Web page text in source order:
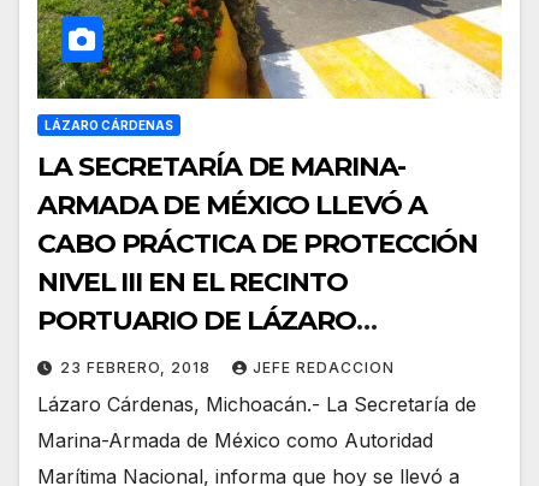
LÁZARO CÁRDENAS
LA SECRETARÍA DE MARINA-
ARMADA DE MÉXICO LLEVÓ A
CABO PRÁCTICA DE PROTECCIÓN
NIVEL III EN EL RECINTO
PORTUARIO DE LÁZARO
CÁRDENAS, MICHOACÁN
23 FEBRERO, 2018 JEFE REDACCION
Lázaro Cárdenas, Michoacán.- La Secretaría de
Marina-Armada de México como Autoridad
Marítima Nacional, informa que hoy se llevó a